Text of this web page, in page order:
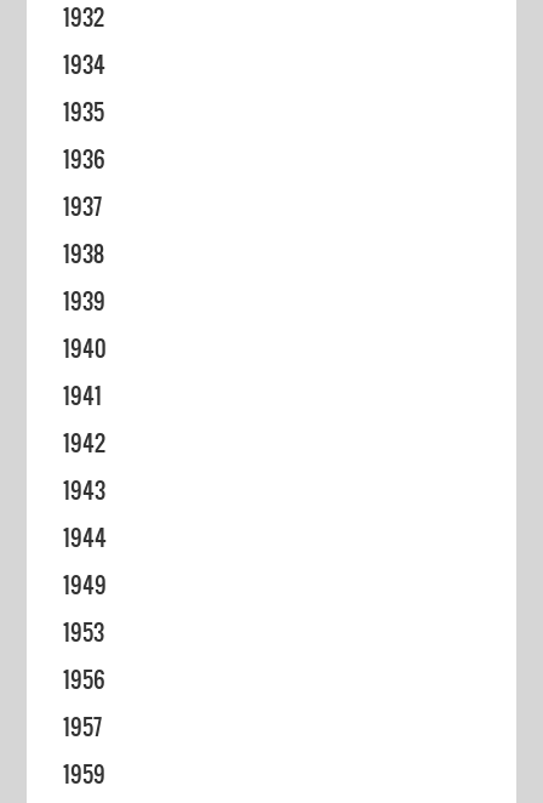
1932
1934
1935
1936
1937
1938
1939
1940
1941
1942
1943
1944
1949
1953
1956
1957
1959